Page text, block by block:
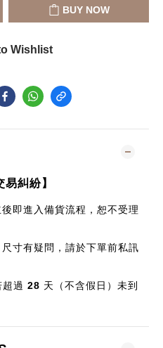
BUY NOW
Wishlist
糾紛】
即進入備貨流程，恕不受理
寸有疑問，請於下單前私訊
過 28 天（不含假日）未到